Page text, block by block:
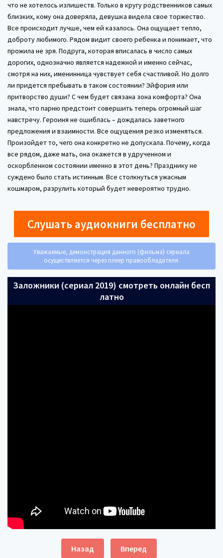
что не хотелось излишеств. Только в кругу родственников самых
близких, кому она доверяла, девушка видела свое торжество.
Все происходит лучше, чем ей казалось. Она ощущает тепло,
доброту любимого. Рядом видит своего ребенка и понимает, что
прожила не зря. Подруга, которая вписалась в число самых
дорогих, однозначно является надежной и именно сейчас,
смотря на них, именинница чувствует себя счастливой. Но долго
ли придется пребывать в таком состоянии? Эйфория или
притворство души? С чем будет связана зона комфорта? Она
знала, что парню предстоит совершить теперь огромный шаг
навстречу. Героиня не ошиблась – дождалась заветного
предложения и взаимности. Все ощущения резко изменяться.
Произойдет то, чего она конкретно не допускала. Почему, когда
все рядом, даже мать, она окажется в удрученном и
оскорбленном состоянии именно в этот день? Празднику не
суждено было стать истинным. Все столкнуться ужасным
кошмаром, разрулить который будет невероятно трудно.
Слушать аудиокниги бесплатно
Уважаемые, демонстрация данного (фильма) сериала
осуществляется через плеер правообладателя.
Заложники (сериал 2019) смотреть онлайн бесп
латно
Назад Вперед